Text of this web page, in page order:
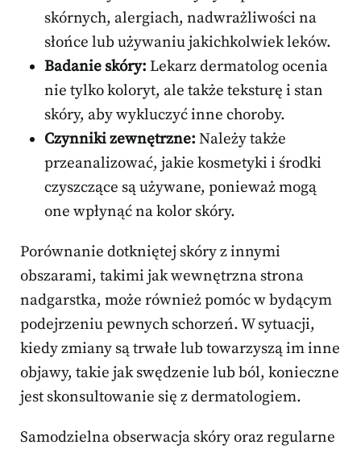
skórnych, alergiach, nadwrażliwości na
słońce lub używaniu jakichkolwiek leków.
Badanie skóry: Lekarz dermatolog ocenia
nie tylko koloryt, ale także teksturę i stan
skóry, aby wykluczyć inne choroby.
Czynniki zewnętrzne: Należy także
przeanalizować, jakie kosmetyki i środki
czyszczące są używane, ponieważ mogą
one wpłynąć na kolor skóry.
Porównanie dotkniętej skóry z innymi
obszarami, takimi jak wewnętrzna strona
nadgarstka, może również pomóc w bydącym
podejrzeniu pewnych schorzeń. W sytuacji,
kiedy zmiany są trwałe lub towarzyszą im inne
objawy, takie jak swędzenie lub ból, konieczne
jest skonsultowanie się z dermatologiem.
Samodzielna obserwacja skóry oraz regularne